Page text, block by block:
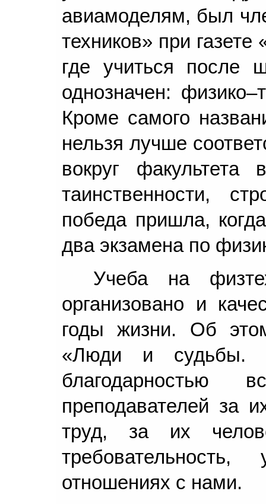
авиамоделям, был
техников» при газете
где учиться
однозначен:
Кроме самого
нельзя лучше
вокруг факультета
таинственности,
победа пришла,
два экзамена по
Учеба на
организовано и
годы жизни. Об
«Люди и судьбы.
благодарностью
преподавателей за
труд, за их
отношениях с нами.